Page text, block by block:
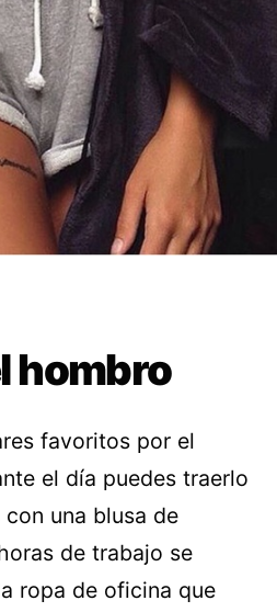
hombro
favoritos por el
el día puedes traerlo
una blusa de
de trabajo se
ropa de oficina que